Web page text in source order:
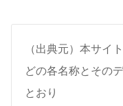
（出典元）本サイ
どの各名称とその
とおり